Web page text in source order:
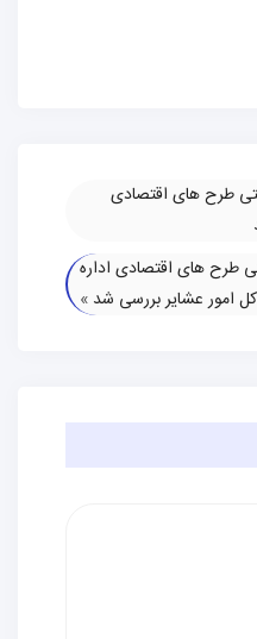
طرح های اقتصادی
طرح های اقتصادی اداره
کل امور عشایر بررسی شد »